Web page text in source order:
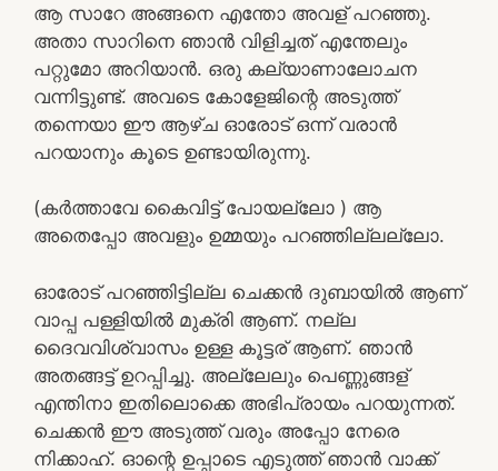
ആ സാറേ അങ്ങനെ എന്തോ അവള് പറഞ്ഞു.
അതാ സാറിനെ ഞാൻ വിളിച്ചത് എന്തേലും
പറ്റുമോ അറിയാൻ. ഒരു കല്യാണാലോചന
വന്നിട്ടുണ്ട്. അവടെ കോളേജിന്റെ അടുത്ത്
തന്നെയാ ഈ ആഴ്ച ഓരോട് ഒന്ന് വരാൻ
പറയാനും കൂടെ ഉണ്ടായിരുന്നു.
(കർത്താവേ കൈവിട്ട് പോയല്ലോ ) ആ
അതെപ്പോ അവളും ഉമ്മയും പറഞ്ഞില്ലല്ലോ.
ഓരോട് പറഞ്ഞിട്ടില്ല ചെക്കൻ ദുബായിൽ ആണ്
വാപ്പ പള്ളിയിൽ മുക്രി ആണ്. നല്ല
ദൈവവിശ്വാസം ഉള്ള കൂട്ടര് ആണ്. ഞാൻ
അതങ്ങട്ട് ഉറപ്പിച്ചു. അല്ലേലും പെണ്ണുങ്ങള്
എന്തിനാ ഇതിലൊക്കെ അഭിപ്രായം പറയുന്നത്.
ചെക്കൻ ഈ അടുത്ത് വരും അപ്പോ നേരെ
നിക്കാഹ്. ഓന്റെ ഉപ്പാടെ എടുത്ത് ഞാൻ വാക്ക്